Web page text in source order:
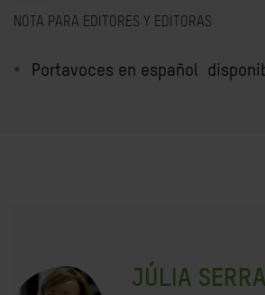
NOTA PARA EDITORES Y EDITORAS
Portavoces en español
JÚLIA